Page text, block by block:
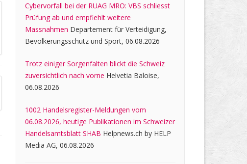
Cybervorfall bei der RUAG MRO: VBS schliesst
Prüfung ab und empfiehlt weitere
Massnahmen Departement für Verteidigung,
Bevölkerungsschutz und Sport, 06.08.2026
Trotz einiger Sorgenfalten blickt die Schweiz
zuversichtlich nach vorne Helvetia Baloise,
06.08.2026
1002 Handelsregister-Meldungen vom
06.08.2026, heutige Publikationen im Schweizer
Handelsamtsblatt SHAB Helpnews.ch by HELP
Media AG, 06.08.2026